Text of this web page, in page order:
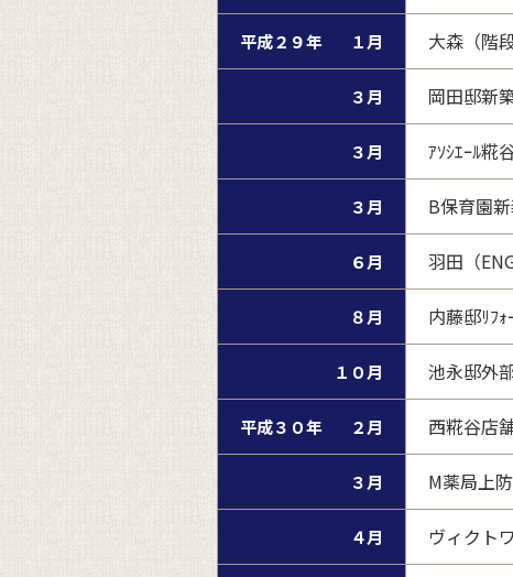
平成２９年 １月 大森（階
３月 岡田邸新
３月 ｱｿｼｴｰﾙ糀
３月 B保育園
６月 羽田（
８月 内藤邸ﾘﾌ
１０月 池永邸外
平成３０年 ２月 西糀谷店
３月 M薬局上
４月 ヴィクト